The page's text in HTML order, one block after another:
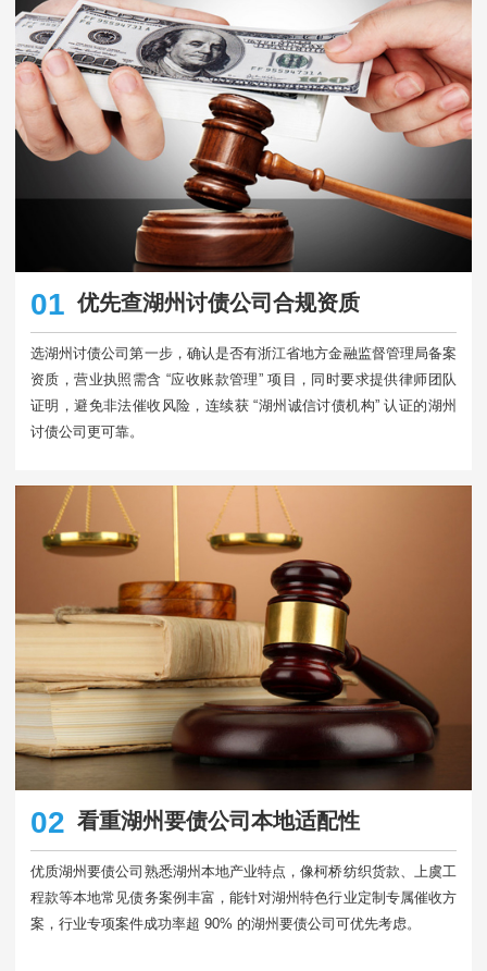
01 优先查湖州讨债公司合规资质
选湖州讨债公司第一步，确认是否有浙江省地方金融监督管理局备案
资质，营业执照需含 “应收账款管理” 项目，同时要求提供律师团队
证明，避免非法催收风险，连续获 “湖州诚信讨债机构” 认证的湖州
讨债公司更可靠。​
02 看重湖州要债公司本地适配性
优质湖州要债公司熟悉湖州本地产业特点，像柯桥纺织货款、上虞工
程款等本地常见债务案例丰富，能针对湖州特色行业定制专属催收方
案，行业专项案件成功率超 90% 的湖州要债公司可优先考虑。